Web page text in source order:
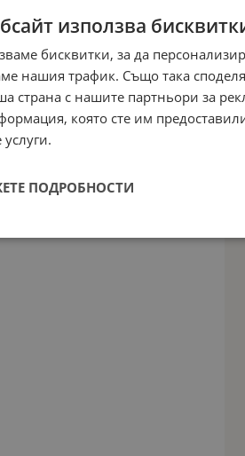
използва
бисквитки, за да
нашия трафик. Също така
страна с нашите партньори за
която сте им
ПОДРОБНОСТИ